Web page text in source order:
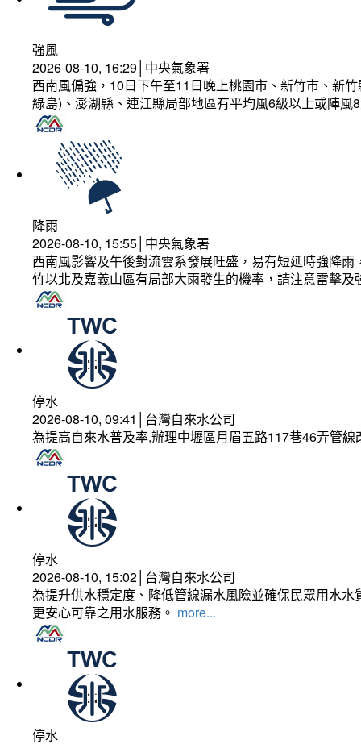
強風
2026-08-10, 16:29│中央氣象署
西南風偏強，10日下午至11日晚上桃園市、新竹市、新
綠島)、澎湖縣、連江縣局部地區有平均風6級以上或陣
降雨
2026-08-10, 15:55│中央氣象署
西南風影響及午後對流雲系發展旺盛，易有短延時強降
竹以北及嘉義山區有局部大雨發生的機率，請注意雷擊
停水
2026-08-10, 09:41│台灣自來水公司
為提高自來水普及率,辦理中壢區月眉五路117巷46弄管
停水
2026-08-10, 15:02│台灣自來水公司
為提升供水穩定度、降低管線漏水風險並確保民眾用水
更安心可靠之用水服務。 more...
停水